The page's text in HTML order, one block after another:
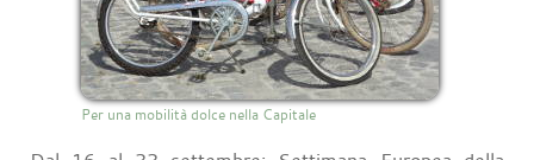
Per una mobilità dolce nella Capitale